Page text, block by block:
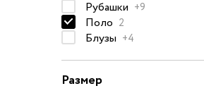
Рубашки +9
Поло 2
Блузы +4
Размер